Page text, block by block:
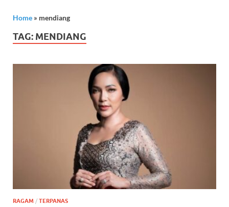
Home » mendiang
TAG: MENDIANG
RAGAM / TERPANAS